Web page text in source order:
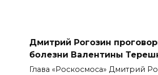
Дмитрий Рогозин
болезни Валентины
Глава «Роскосмоса» Дмитрий